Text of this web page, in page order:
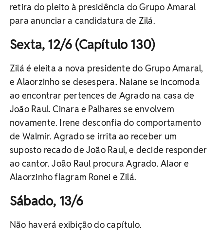
retira do pleito à presidência do Grupo Amaral
para anunciar a candidatura de Zilá.
Sexta, 12/6 (Capítulo 130)
Zilá é eleita a nova presidente do Grupo Amaral,
e Alaorzinho se desespera. Naiane se incomoda
ao encontrar pertences de Agrado na casa de
João Raul. Cinara e Palhares se envolvem
novamente. Irene desconfia do comportamento
de Walmir. Agrado se irrita ao receber um
suposto recado de João Raul, e decide responder
ao cantor. João Raul procura Agrado. Alaor e
Alaorzinho flagram Ronei e Zilá.
Sábado, 13/6
Não haverá exibição do capítulo.